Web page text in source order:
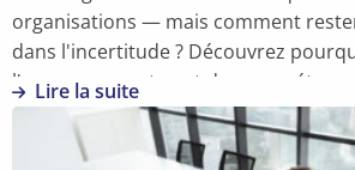
organisations — mais comment
dans l'incertitude ? Découvrez
l'empowerment sont des
de simples valeurs.
Lire la suite